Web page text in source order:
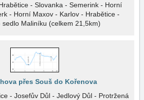
- Slovanka - Semerink - Horní
- Horní Maxov - Karlov - Hrabětice -
sedlo Maliníku (celkem 21,5km)
přes Souš do Kořenova
- Josefův Důl - Jedlový Důl - Protržená